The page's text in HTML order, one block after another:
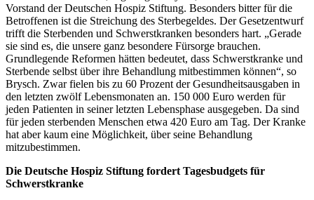
Vorstand der Deutschen Hospiz Stiftung. Besonders bitter für die
Betroffenen ist die Streichung des Sterbegeldes. Der Gesetzentwurf
trifft die Sterbenden und Schwerstkranken besonders hart. „Gerade
sie sind es, die unsere ganz besondere Fürsorge brauchen.
Grundlegende Reformen hätten bedeutet, dass Schwerstkranke und
Sterbende selbst über ihre Behandlung mitbestimmen können“, so
Brysch. Zwar fielen bis zu 60 Prozent der Gesundheitsausgaben in
den letzten zwölf Lebensmonaten an. 150 000 Euro werden für
jeden Patienten in seiner letzten Lebensphase ausgegeben. Da sind
für jeden sterbenden Menschen etwa 420 Euro am Tag. Der Kranke
hat aber kaum eine Möglichkeit, über seine Behandlung
mitzubestimmen.
Die Deutsche Hospiz Stiftung fordert Tagesbudgets für
Schwerstkranke